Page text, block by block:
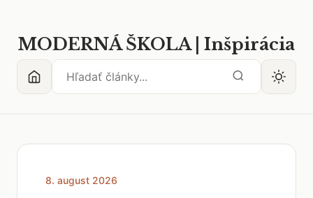
MODERNÁ ŠKOLA | Inšpirácia
8. august 2026